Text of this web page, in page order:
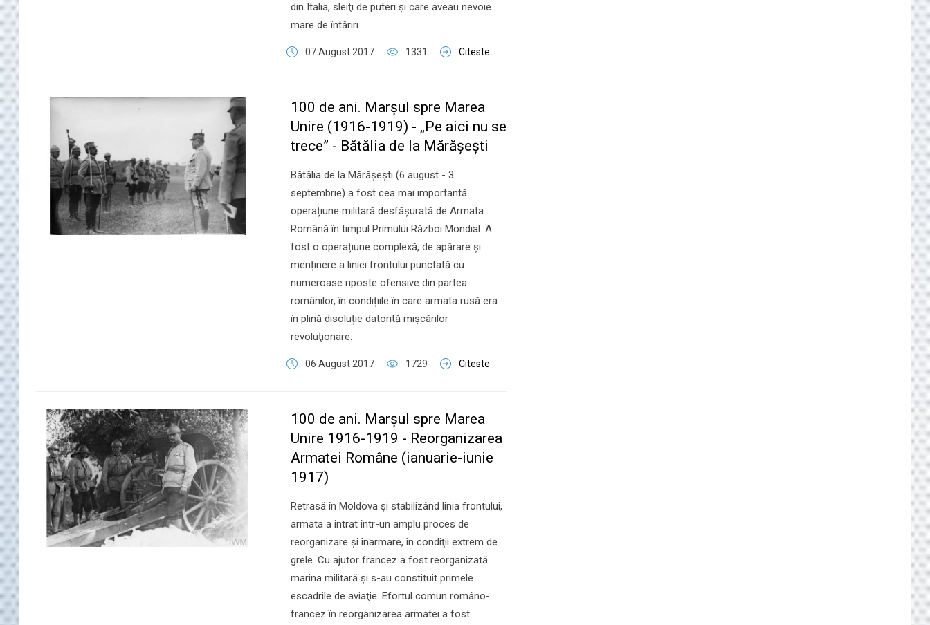
din Italia, sleiţi de puteri şi care aveau nevoie
mare de întăriri.
07 August 2017 1331 Citeste
​100 de ani. Marşul spre Marea
Unire (1916-1919) - „Pe aici nu se
trece” - Bătălia de la Mărăşeşti
​Bătălia de la Mărăşeşti (6 august - 3
septembrie) a fost cea mai importantă
operațiune militară desfășurată de Armata
Română în timpul Primului Război Mondial. A
fost o operațiune complexă, de apărare și
menținere a liniei frontului punctată cu
numeroase riposte ofensive din partea
românilor, în condițiile în care armata rusă era
în plină disoluție datorită mişcărilor
revoluţionare.
06 August 2017 1729 Citeste
​100 de ani. Marşul spre Marea
Unire 1916-1919 - Reorganizarea
Armatei Române (ianuarie-iunie
1917)
Retrasă în Moldova şi stabilizând linia frontului,
armata a intrat într-un amplu proces de
reorganizare şi înarmare, în condiţii extrem de
grele. Cu ajutor francez a fost reorganizată
marina militară şi s-au constituit primele
escadrile de aviaţie. Efortul comun româno-
francez în reorganizarea armatei a fost